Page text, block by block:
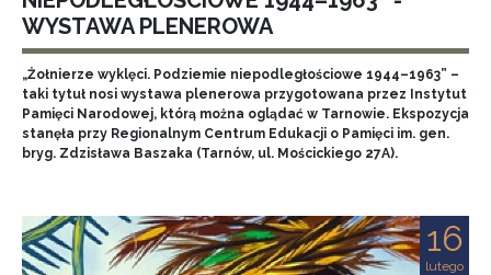
WYSTAWA PLENEROWA
„Żołnierze wyklęci. Podziemie niepodległościowe 1944–1963” –
taki tytuł nosi wystawa plenerowa przygotowana przez Instytut
Pamięci Narodowej, którą można oglądać w Tarnowie. Ekspozycja
stanęła przy Regionalnym Centrum Edukacji o Pamięci im. gen.
bryg. Zdzisława Baszaka (Tarnów, ul. Mościckiego 27A).
16
lutego